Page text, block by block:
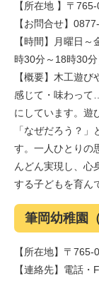
【所在地 】〒
【お問合せ】
【時間】月曜日
時30分～18時30分
【概要】木工遊
感じて・味わって
にしています。遊
「なぜだろう？
す。一人ひとりの
んどん実現し、心
する子どもを育ん
筆岡幼稚園
【所在地】〒
【連絡先】電話